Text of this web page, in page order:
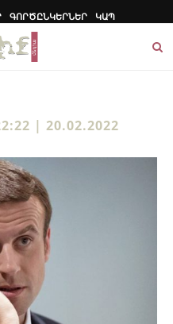
ԳՈՐԾԸՆԿԵՐՆԵՐ ԿԱՊ
| 20.02.2022